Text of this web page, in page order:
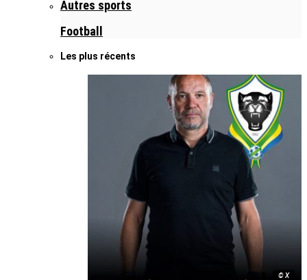
Autres sports
Football
Les plus récents
© X